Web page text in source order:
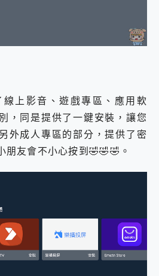
上影音、遊戲專區、應用軟
，同是提供了一鍵安裝，讓您
外成人專區的部分，提供了密
朋友會不小心按到🤣🤣🤣。